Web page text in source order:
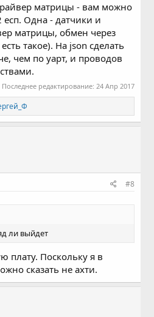
матрицы - вам можно
есп. Одна - датчики и
матрицы, обмен через
такое). На json сделать
чем по уарт, и проводов
Последнее редактирование: 24 Апр 2017
#8
ли выйдет
плату. Поскольку я в
сказать не ахти.